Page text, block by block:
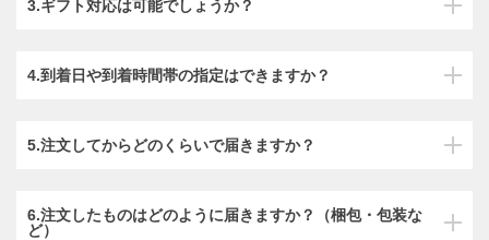
3.ギフト対応は可能でしょうか？
4.到着日や到着時間帯の指定はできますか？
5.注文してからどのくらいで届きますか？
6.注文したものはどのように届きますか？（梱包・包装な
ど）